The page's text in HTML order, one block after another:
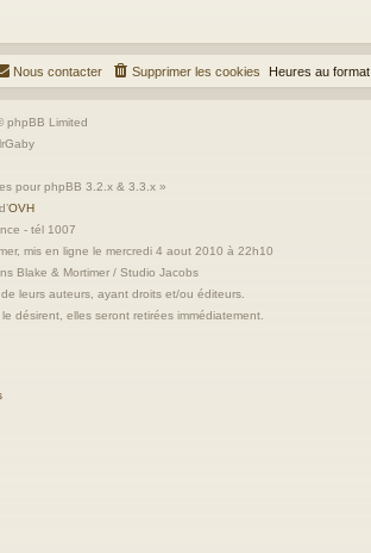
Heures au format
Supprimer les cookies
Nous contacter
phpBB Limited
pour phpBB 3.2.x & 3.3.x »
OVH
- tél 1007
mis en ligne le mercredi 4 aout 2010 à 22h10
Blake & Mortimer / Studio Jacobs
leurs auteurs, ayant droits et/ou éditeurs.
désirent, elles seront retirées immédiatement.